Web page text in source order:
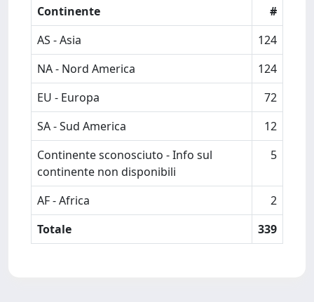
Continente
#
AS - Asia
124
NA - Nord America
124
EU - Europa
72
SA - Sud America
12
Continente sconosciuto - Info sul
continente non disponibili
5
AF - Africa
2
Totale
339